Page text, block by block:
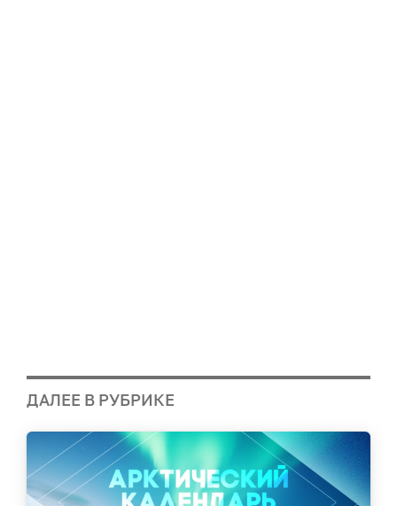
ДАЛЕЕ В РУБРИКЕ